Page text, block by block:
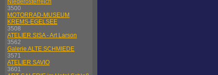
Niederösterreich
3500
MOTORRAD-MUSEUM
KREMS-EGELSEE
3508
ATELIER SISA - Art Larson
3562
Galerie ALTE SCHMIEDE
3571
ATELIER SAVIO
3601